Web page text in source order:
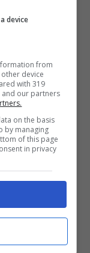
14.6
le
device
from
device
with 319
and our partners
on the basis
by managing
of this page
in privacy